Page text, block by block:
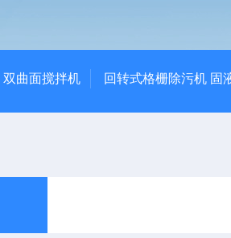
双曲面搅拌机 回转式格栅除污机 固